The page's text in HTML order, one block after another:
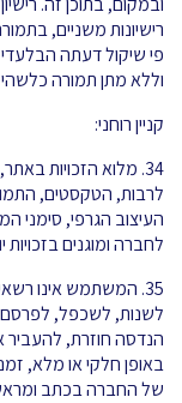
רישיונות משניים,
פי שיקול דעתה
וללא מתן תמורה
קניין רוחני:
34. מלוא הזכויות
לרבות, הטקסטים,
העיצוב הגרפי, סימני
לחברה ומוגנים בזכויות
35. המשתמש אינו
לשנות, לשכפל, לפרסם,
הנדסה חוזרת,
באופן חלקי או מלא,
של החברה בכתב